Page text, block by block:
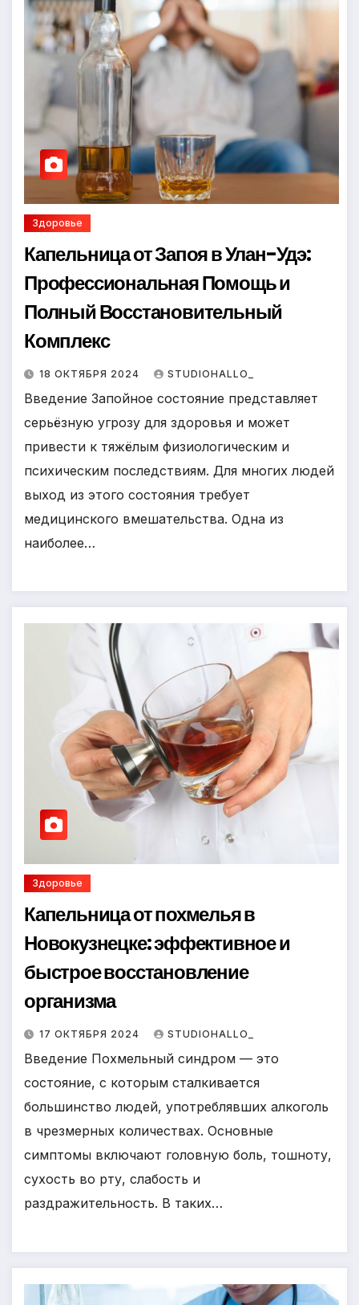
Здоровье
Капельница от Запоя в Улан-Удэ:
Профессиональная Помощь и
Полный Восстановительный
Комплекс
18 ОКТЯБРЯ 2024 STUDIOHALLO_
Введение Запойное состояние представляет
серьёзную угрозу для здоровья и может
привести к тяжёлым физиологическим и
психическим последствиям. Для многих людей
выход из этого состояния требует
медицинского вмешательства. Одна из
наиболее…
Здоровье
Капельница от похмелья в
Новокузнецке: эффективное и
быстрое восстановление
организма
17 ОКТЯБРЯ 2024 STUDIOHALLO_
Введение Похмельный синдром — это
состояние, с которым сталкивается
большинство людей, употреблявших алкоголь
в чрезмерных количествах. Основные
симптомы включают головную боль, тошноту,
сухость во рту, слабость и
раздражительность. В таких…